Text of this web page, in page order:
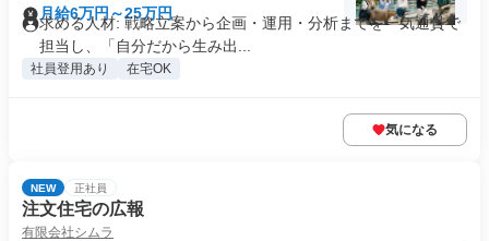
月給6万円～25万円
求める人材: 戦略立案から企画・運用・分析までを一気通貫で
担当し、「自分だから生み出...
社員登用あり 在宅OK
気になる
NEW 正社員
注文住宅の広報
有限会社シムラ